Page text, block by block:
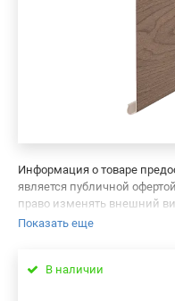
Информация о товаре
является публичной
право изменять внешний
товара, предварительно не
фотографиях товара.
Показать еще
В наличии